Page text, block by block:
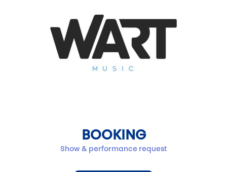
BOOKING
Show & performance request